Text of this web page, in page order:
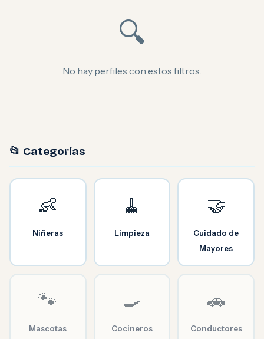
🔍
No hay perfiles con estos filtros.
📂 Categorías
👶
Niñeras
🧹
Limpieza
🤝
Cuidado de
Mayores
🐾
Mascotas
🍳
Cocineros
🚗
Conductores